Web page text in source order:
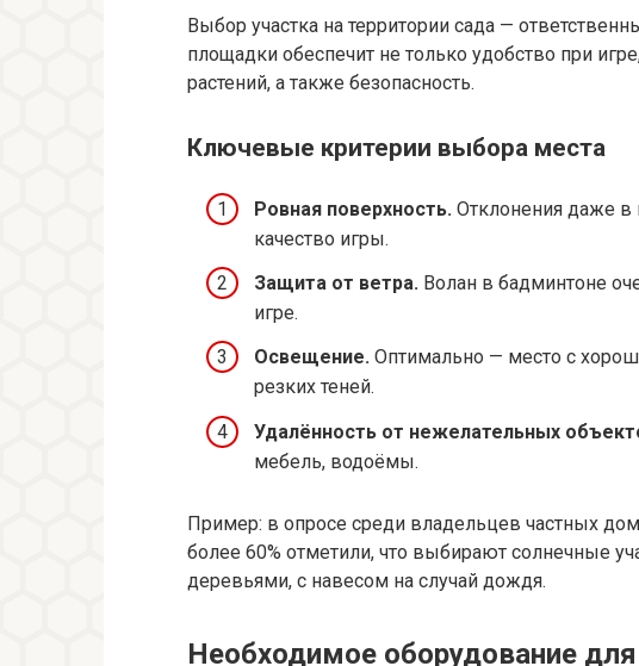
Выбор участка на территории сада —
площадки обеспечит не только удобство при
растений, а также безопасность.
Ключевые критерии выбора места
Ровная поверхность. Отклонения даже в
качество игры.
Защита от ветра. Волан в бадминтоне
игре.
Освещение. Оптимально — место с
резких теней.
Удалённость от нежелательных
мебель, водоёмы.
Пример: в опросе среди владельцев частных
более 60% отметили, что выбирают солнечные
деревьями, с навесом на случай дождя.
Необходимое оборудование